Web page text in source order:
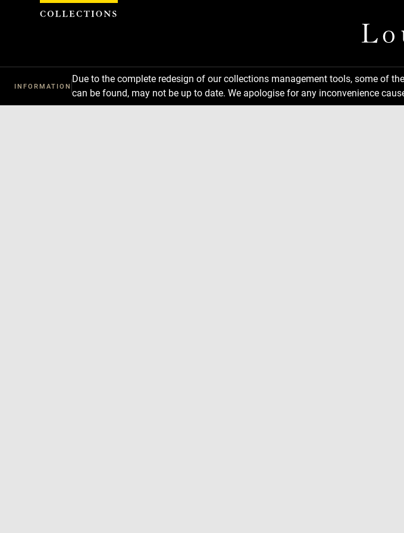
INFORMATION
Due to the complete redesign of our collections management tools, some of
can be found, may not be up to date. We apologise for any inconvenience
Cookies management panel